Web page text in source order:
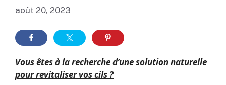
août 20, 2023
Vous êtes à la recherche d’une solution naturelle
pour revitaliser vos cils ?